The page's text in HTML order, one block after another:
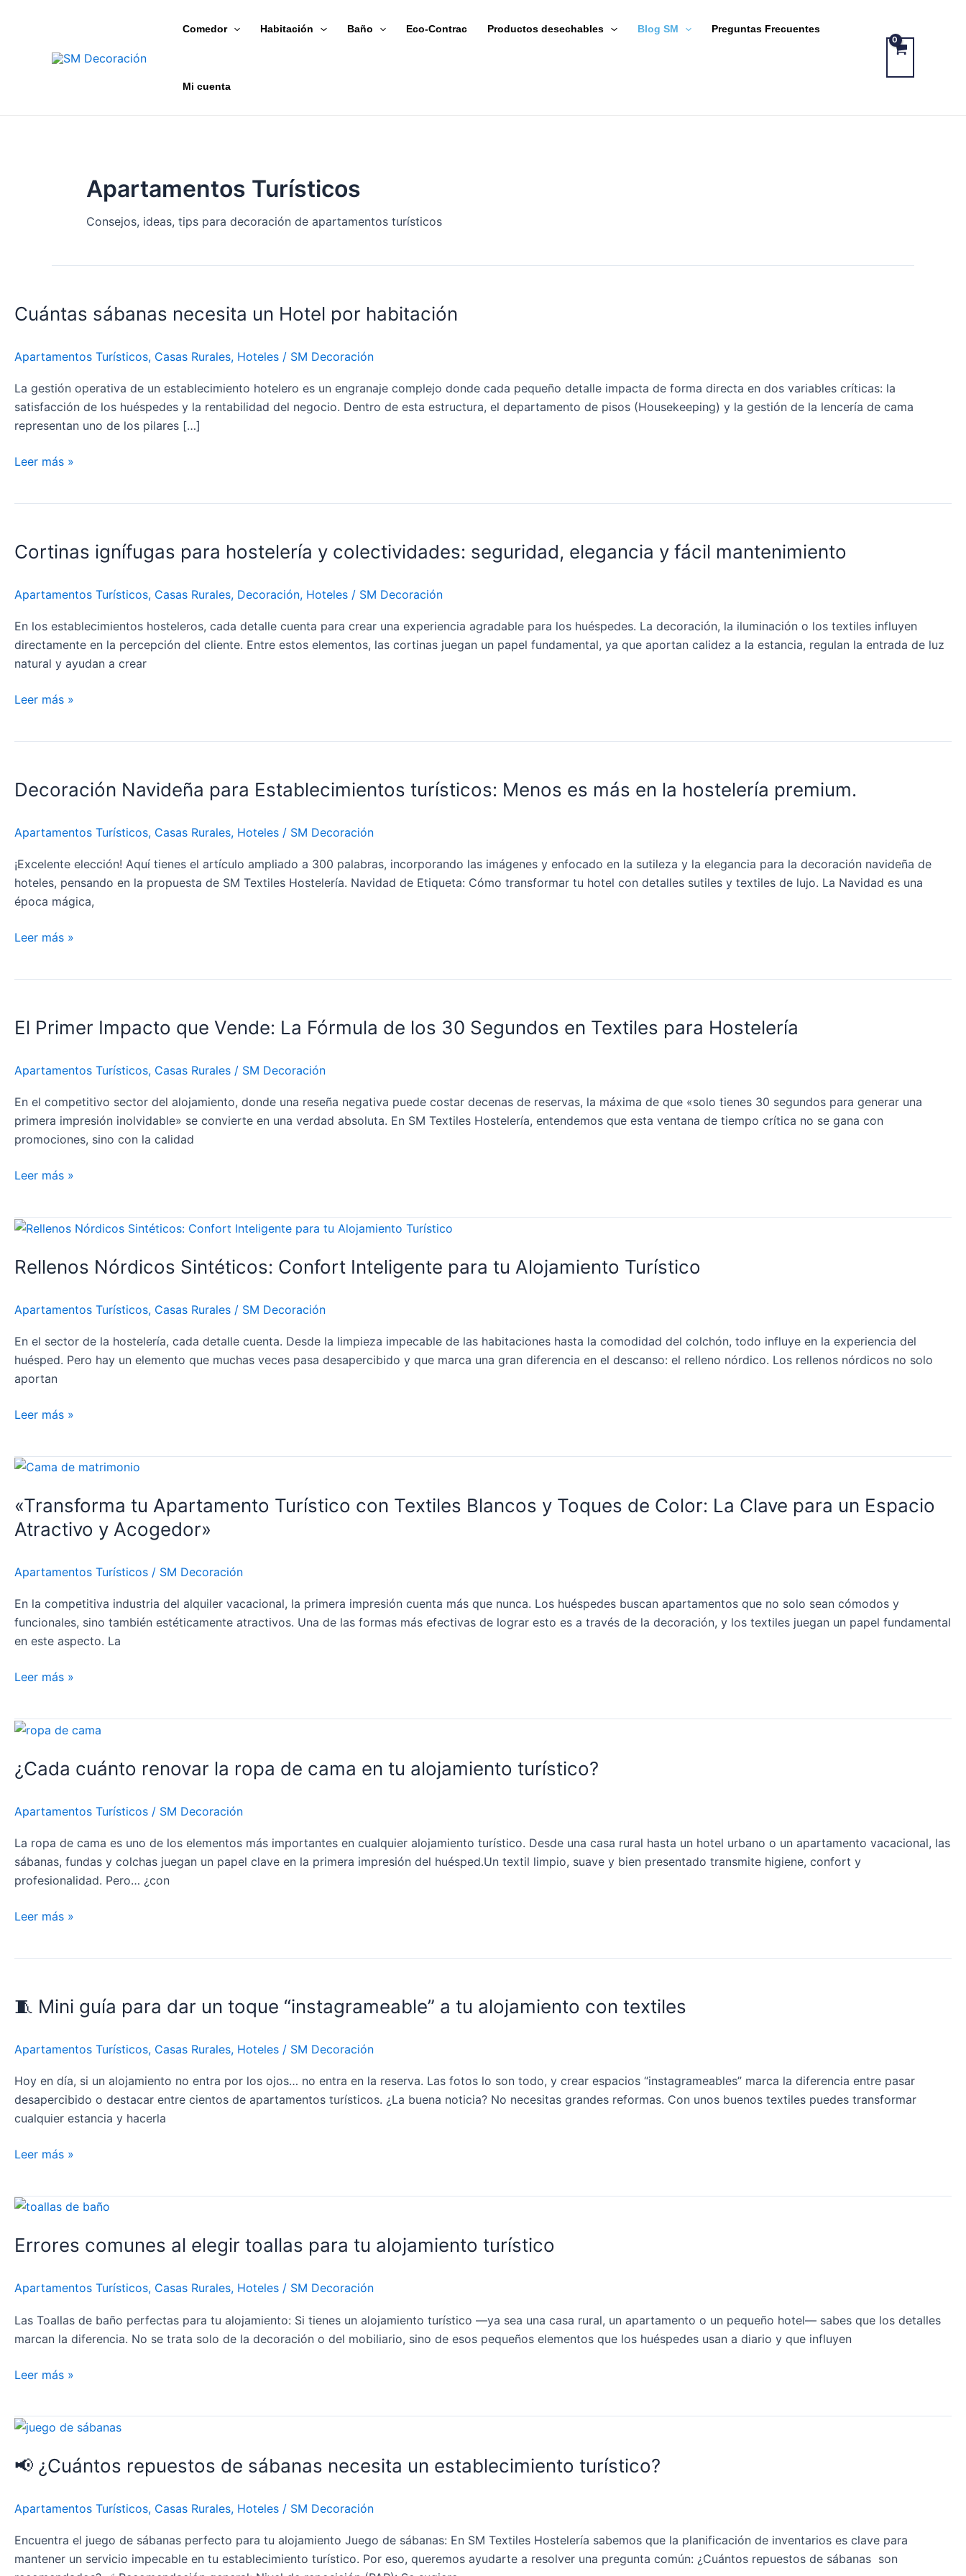
Comedor Habitación Baño Eco-Contrac Productos desechables Blog SM Preguntas Frecuentes
Mi cuenta
Apartamentos Turísticos
Consejos, ideas, tips para decoración de apartamentos turísticos
Cuántas sábanas necesita un Hotel por habitación
Apartamentos Turísticos, Casas Rurales, Hoteles / SM Decoración
La gestión operativa de un establecimiento hotelero es un engranaje complejo donde cada pequeño detalle impacta de forma directa en dos variables críticas: la
satisfacción de los huéspedes y la rentabilidad del negocio. Dentro de esta estructura, el departamento de pisos (Housekeeping) y la gestión de la lencería de cama
representan uno de los pilares […]
necesita
Hotel
por
habitación
Leer más »
Cortinas ignífugas para hostelería y colectividades: seguridad, elegancia y fácil mantenimiento
Apartamentos Turísticos, Casas Rurales, Decoración, Hoteles / SM Decoración
En los establecimientos hosteleros, cada detalle cuenta para crear una experiencia agradable para los huéspedes. La decoración, la iluminación o los textiles influyen
directamente en la percepción del cliente. Entre estos elementos, las cortinas juegan un papel fundamental, ya que aportan calidez a la estancia, regulan la entrada de luz
natural y ayudan a crear
para
y
colectividades:
seguridad,
elegancia
y
mantenimiento
Leer más »
Decoración Navideña para Establecimientos turísticos: Menos es más en la hostelería premium.
Apartamentos Turísticos, Casas Rurales, Hoteles / SM Decoración
¡Excelente elección! Aquí tienes el artículo ampliado a 300 palabras, incorporando las imágenes y enfocado en la sutileza y la elegancia para la decoración navideña de
hoteles, pensando en la propuesta de SM Textiles Hostelería. Navidad de Etiqueta: Cómo transformar tu hotel con detalles sutiles y textiles de lujo. La Navidad es una
época mágica,
para
turísticos:
Menos
es
más
en
hostelería
Leer más »
El Primer Impacto que Vende: La Fórmula de los 30 Segundos en Textiles para Hostelería
Apartamentos Turísticos, Casas Rurales / SM Decoración
En el competitivo sector del alojamiento, donde una reseña negativa puede costar decenas de reservas, la máxima de que «solo tienes 30 segundos para generar una
primera impresión inolvidable» se convierte en una verdad absoluta. En SM Textiles Hostelería, entendemos que esta ventana de tiempo crítica no se gana con
promociones, sino con la calidad
Impacto
Vende:
La
Fórmula
de
los
Segundos
para
Leer más »
Rellenos Nórdicos Sintéticos: Confort Inteligente para tu Alojamiento Turístico
Apartamentos Turísticos, Casas Rurales / SM Decoración
En el sector de la hostelería, cada detalle cuenta. Desde la limpieza impecable de las habitaciones hasta la comodidad del colchón, todo influye en la experiencia del
huésped. Pero hay un elemento que muchas veces pasa desapercibido y que marca una gran diferencia en el descanso: el relleno nórdico. Los rellenos nórdicos no solo
aportan
Rellenos
Sintéticos:
para
tu
Alojamiento
Turístico
Leer más »
«Transforma tu Apartamento Turístico con Textiles Blancos y Toques de Color: La Clave para un Espacio
Atractivo y Acogedor»
Apartamentos Turísticos / SM Decoración
En la competitiva industria del alquiler vacacional, la primera impresión cuenta más que nunca. Los huéspedes buscan apartamentos que no solo sean cómodos y
funcionales, sino también estéticamente atractivos. Una de las formas más efectivas de lograr esto es a través de la decoración, y los textiles juegan un papel fundamental
en este aspecto. La
«Transforma
Apartamento
Turístico
con
Blancos
y
Toques
La
un
Atractivo
y
Leer más »
¿Cada cuánto renovar la ropa de cama en tu alojamiento turístico?
Apartamentos Turísticos / SM Decoración
La ropa de cama es uno de los elementos más importantes en cualquier alojamiento turístico. Desde una casa rural hasta un hotel urbano o un apartamento vacacional, las
sábanas, fundas y colchas juegan un papel clave en la primera impresión del huésped.Un textil limpio, suave y bien presentado transmite higiene, confort y
profesionalidad. Pero… ¿con
¿Cada
renovar
de
cama
en
tu
turístico?
Leer más »
🧵 Mini guía para dar un toque “instagrameable” a tu alojamiento con textiles
Apartamentos Turísticos, Casas Rurales, Hoteles / SM Decoración
Hoy en día, si un alojamiento no entra por los ojos… no entra en la reserva. Las fotos lo son todo, y crear espacios “instagrameables” marca la diferencia entre pasar
desapercibido o destacar entre cientos de apartamentos turísticos. ¿La buena noticia? No necesitas grandes reformas. Con unos buenos textiles puedes transformar
cualquier estancia y hacerla
guía
dar
un
toque
“instagrameable”
a
alojamiento
Leer más »
Errores comunes al elegir toallas para tu alojamiento turístico
Apartamentos Turísticos, Casas Rurales, Hoteles / SM Decoración
Las Toallas de baño perfectas para tu alojamiento: Si tienes un alojamiento turístico —ya sea una casa rural, un apartamento o un pequeño hotel— sabes que los detalles
marcan la diferencia. No se trata solo de la decoración o del mobiliario, sino de esos pequeños elementos que los huéspedes usan a diario y que influyen
Errores
al
para
tu
alojamiento
Leer más »
📢 ¿Cuántos repuestos de sábanas necesita un establecimiento turístico?
Apartamentos Turísticos, Casas Rurales, Hoteles / SM Decoración
Encuentra el juego de sábanas perfecto para tu alojamiento Juego de sábanas: En SM Textiles Hostelería sabemos que la planificación de inventarios es clave para
mantener un servicio impecable en tu establecimiento turístico. Por eso, queremos ayudarte a resolver una pregunta común: ¿Cuántos repuestos de sábanas son
📢 ¿Cuántos
de
un
establecimiento
turístico?